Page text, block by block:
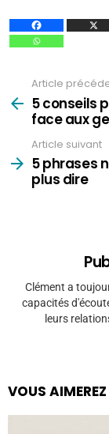
plus
Article
5 conseils
face aux
Article suivant
5 phrases
plus dire
Clément a
capacités
leurs
VOUS